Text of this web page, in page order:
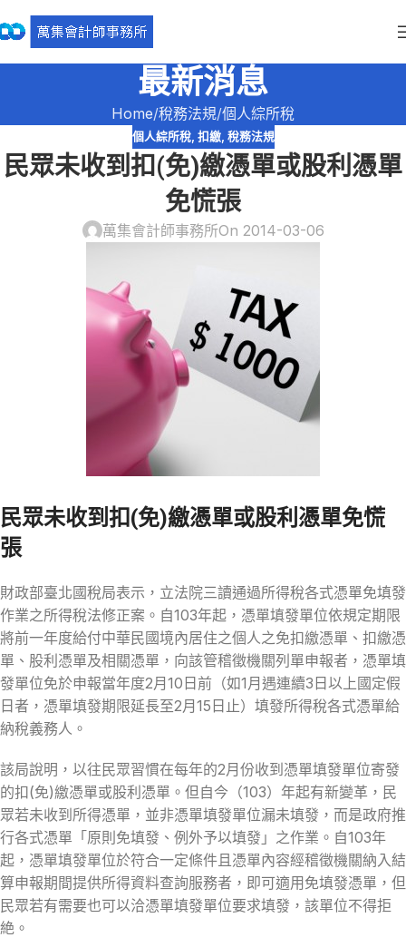
最新消息
Home 稅務法規 個人綜所稅
個人綜所稅, 扣繳, 稅務法規
民眾未收到扣(免)繳憑單或股利憑單
免慌張
萬集會計師事務所On 2014-03-06
民眾未收到扣(免)繳憑單或股利憑單免慌
張
財政部臺北國稅局表示，立法院三讀通過所得稅各式憑單免填發
作業之所得稅法修正案。自103年起，憑單填發單位依規定期限
將前一年度給付中華民國境內居住之個人之免扣繳憑單、扣繳憑
單、股利憑單及相關憑單，向該管稽徵機關列單申報者，憑單填
發單位免於申報當年度2月10日前（如1月遇連續3日以上國定假
日者，憑單填發期限延長至2月15日止）填發所得稅各式憑單給
納稅義務人。
該局說明，以往民眾習慣在每年的2月份收到憑單填發單位寄發
的扣(免)繳憑單或股利憑單。但自今（103）年起有新變革，民
眾若未收到所得憑單，並非憑單填發單位漏未填發，而是政府推
行各式憑單「原則免填發、例外予以填發」之作業。自103年
起，憑單填發單位於符合一定條件且憑單內容經稽徵機關納入結
算申報期間提供所得資料查詢服務者，即可適用免填發憑單，但
民眾若有需要也可以洽憑單填發單位要求填發，該單位不得拒
絶。